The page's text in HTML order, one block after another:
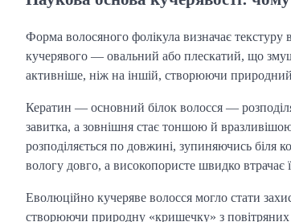
Форма волосяного фолікула визначає
кучерявого — овальний або плескатий, що
активніше, ніж на іншій, створюючи
Кератин — основний білок волосся —
завитка, а зовнішня стає тоншою й
розподіляється по довжині, зупиняючись біля
вологу довго, а високопористе швидко втрачає
Еволюційно кучеряве волосся могло стати
створюючи природну «кришечку» з